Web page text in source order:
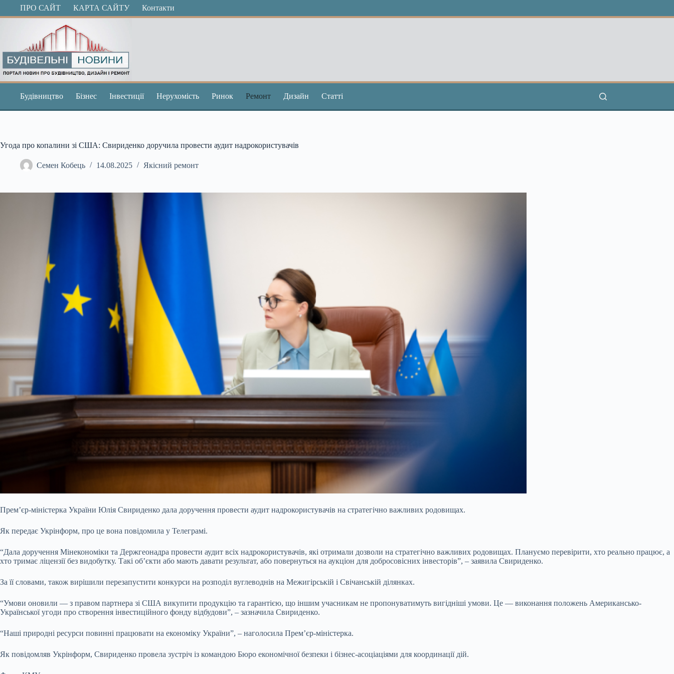
ПерейтиПРО САЙТ КАРТА САЙТУ Контакти
Будівництво Бізнес Інвестиції Нерухомість Ринок Ремонт Дизайн Статті
Угода про копалини зі США: Свириденко доручила провести аудит надрокористувачів
Семен Кобець 14.08.2025 Якісний ремонт
Прем’єр-міністерка України Юлія Свириденко дала доручення провести аудит надрокористувачів на стратегічно важливих родовищах.
Як передає Укрінформ, про це вона повідомила у Телеграмі.
“Дала доручення Мінекономіки та Держгеонадра провести аудит всіх надрокористувачів, які отримали дозволи на стратегічно важливих родовищах. Плануємо перевірити, хто реально працює, а
хто тримає ліцензії без видобутку. Такі об’єкти або мають давати результат, або повернуться на аукціон для добросовісних інвесторів”, – заявила Свириденко.
За її словами, також вирішили перезапустити конкурси на розподіл вуглеводнів на Межигірській і Свічанській ділянках.
“Умови оновили — з правом партнера зі США викупити продукцію та гарантією, що іншим учасникам не пропонуватимуть вигідніші умови. Це — виконання положень Американсько-
Української угоди про створення інвестиційного фонду відбудови”, – зазначила Свириденко.
“Наші природні ресурси повинні працювати на економіку України”, – наголосила Прем’єр-міністерка.
Як повідомляв Укрінформ, Свириденко провела зустріч із командою Бюро економічної безпеки і бізнес-асоціаціями для координації дій.